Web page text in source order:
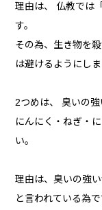
理由は、 仏教では
す。
その為、生き物を
は避けるようにしま
2つめは、 臭いの強
にんにく・ねぎ・
い。
理由は、臭いの強
と言われている為で